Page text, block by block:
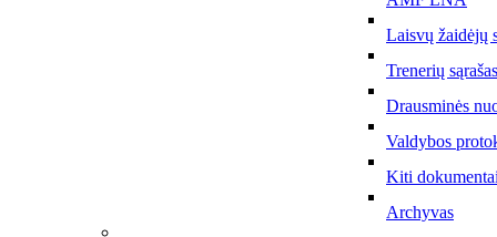
Laisvų žaidėjų
Trenerių sąrašas
Drausminės
Valdybos
Kiti
Archyvas